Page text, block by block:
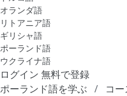
オランダ語
リトアニア語
ギリシャ語
ポーランド語
ウクライナ語
ログイン 無料で登録
ポーランド語を学ぶ
コー